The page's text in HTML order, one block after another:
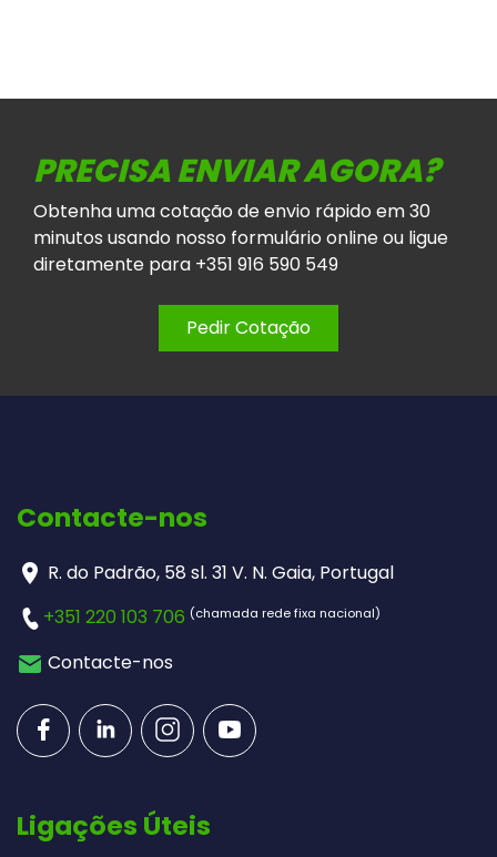
PRECISA ENVIAR AGORA?
Obtenha uma cotação de envio rápido em 30
minutos usando nosso formulário online ou ligue
diretamente para +351 916 590 549
Pedir Cotação
Contacte-nos
R. do Padrão, 58 sl. 31 V. N. Gaia, Portugal
+351 220 103 706 (chamada rede fixa nacional)
Contacte-nos
Ligações Úteis